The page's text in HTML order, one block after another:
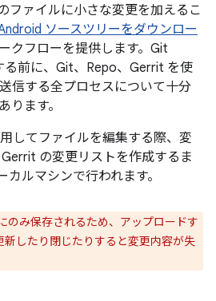
ファイルに小さな変更を加えるこ
ソースツリーをダウンロー
クフローを提供します。Git
前に、Git、Repo、Gerrit を使
信する全プロセスについて十分
ります。
してファイルを編集する際、変
の変更リストを作成するま
ルマシンで行われます。
のみ保存されるため、アップロードす
したり閉じたりすると変更内容が失